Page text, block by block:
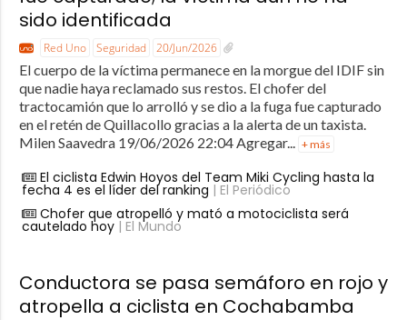
sido identificada
Red Uno Seguridad 20/Jun/2026
El cuerpo de la víctima permanece en la morgue del IDIF sin
que nadie haya reclamado sus restos. El chofer del
tractocamión que lo arrolló y se dio a la fuga fue capturado
en el retén de Quillacollo gracias a la alerta de un taxista.
Milen Saavedra 19/06/2026 22:04 Agregar...
+ más
El ciclista Edwin Hoyos del Team Miki Cycling hasta la
fecha 4 es el líder del ranking | El Periódico
Chofer que atropelló y mató a motociclista será
cautelado hoy| El Mundo
Conductora se pasa semáforo en rojo y
atropella a ciclista en Cochabamba